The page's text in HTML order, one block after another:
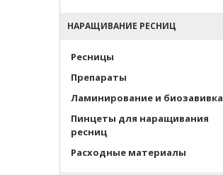
НАРАЩИВАНИЕ РЕСНИЦ
Ресницы
Препараты
Ламинирование и биозавивка
Пинцеты для наращивания
ресниц
Расходные материалы